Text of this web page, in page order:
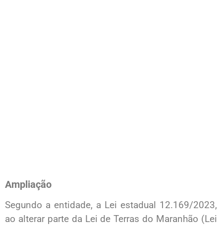
Ampliação
Segundo a entidade, a Lei estadual 12.169/2023,
ao alterar parte da Lei de Terras do Maranhão (Lei